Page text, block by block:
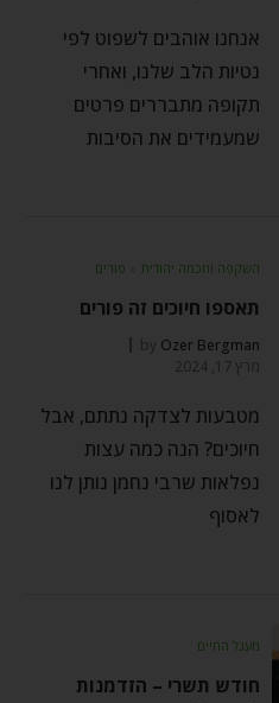
אנחנו אוהבים לשפוט לפי
נטיות הלב שלנו, ואחרי
תקופה מתבררים פרטים
שמעמידים את הסיבות
השקפה וחכמה יהודית ⬦ פורים
תאספו חיוכים זה פורים
by Ozer Bergman
מרץ 17, 2024
מטבעות לצדקה נתתם, אבל
חיוכים? הנה כמה עצות
נפלאות שרבי נחמן נותן לנו
לאסוף
מעגל החיים
חודש תשרי – הזדמנות